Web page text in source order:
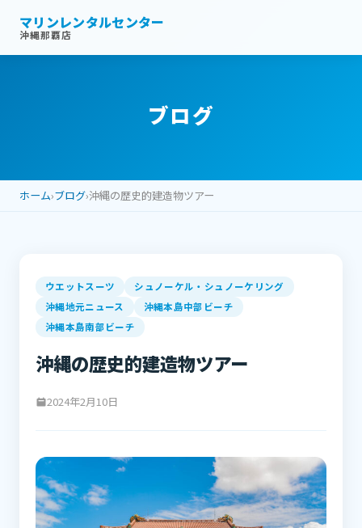
マリンレンタルセンター
沖縄那覇店
ブログ
ホーム›ブログ›沖縄の歴史的建造物ツアー
ウエットスーツ
シュノーケル・シュノーケリング
沖縄地元ニュース
沖縄本島中部ビーチ
沖縄本島南部ビーチ
沖縄の歴史的建造物ツアー
2024年2月10日